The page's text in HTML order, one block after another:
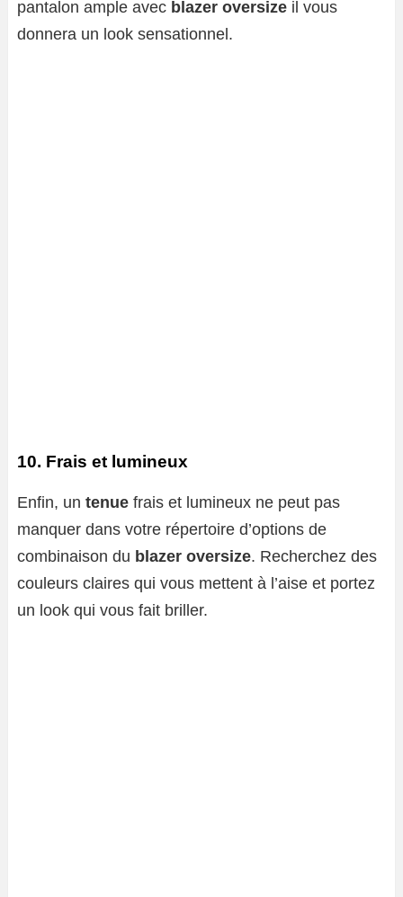
pantalon ample avec blazer oversize il vous
donnera un look sensationnel.
10. Frais et lumineux
Enfin, un tenue frais et lumineux ne peut pas
manquer dans votre répertoire d’options de
combinaison du blazer oversize. Recherchez des
couleurs claires qui vous mettent à l’aise et portez
un look qui vous fait briller.